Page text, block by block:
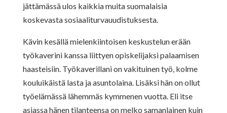
jättämässä ulos kaikkia muita suomalaisia
koskevasta sosiaaliturvauudistuksesta.
Kävin kesällä mielenkiintoisen keskustelun erään
työkaverini kanssa liittyen opiskelijaksi palaamisen
haasteisiin. Työkaverillani on vakituinen työ, kolme
kouluikäistä lasta ja asuntolaina. Lisäksi hän on ollut
työelämässä lähemmäs kymmenen vuotta. Eli itse
asiassa hänen tilanteensa on melko samanlainen kuin